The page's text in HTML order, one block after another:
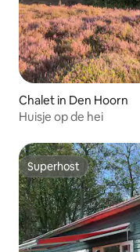
Chalet in Den Hoorn
Huisje op de hei
Superhost
Superhost